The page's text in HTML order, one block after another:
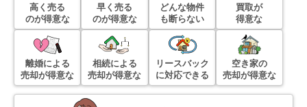
階数:3階 築年数:20年
建物面積:
土地面積:
1,500万円 2024年11月
高く売る
のが得意な
早く売る
のが得意な
どんな物件
も断らない
買取が
得意な
離婚による
売却が得意な
相続による
売却が得意な
リースバック
に対応できる
空き家の
売却が得意な